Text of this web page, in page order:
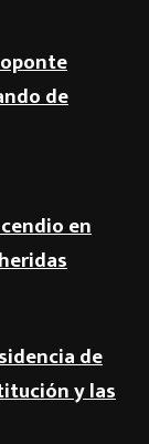
de
en
de
y las